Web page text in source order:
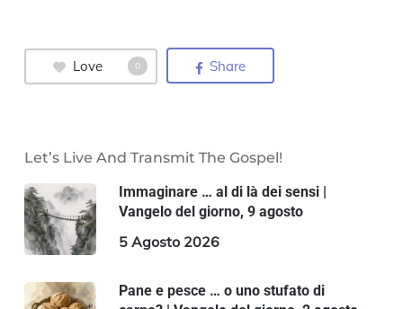
Love 0 Share
Let’s Live And Transmit The Gospel!
Immaginare … al di là dei sensi |
Vangelo del giorno, 9 agosto
5 Agosto 2026
Pane e pesce … o uno stufato di